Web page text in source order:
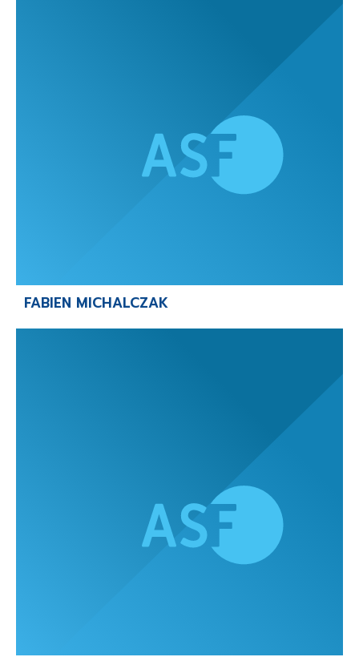
FABIEN MICHALCZAK